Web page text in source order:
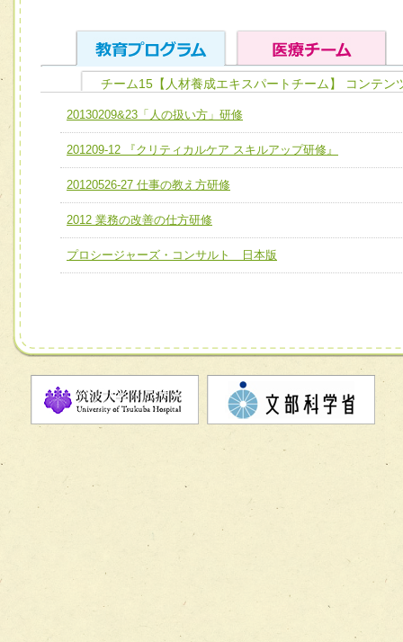
ユニット１ 医療人としての基礎能力
全人的医療を実践する医療人として、必要な基礎能力を身
ける
ユニット２ チーム医療構成力
必要に応じて柔軟に医療チームを組織し、強調できる
ユニット３ 多職種連携力
他職種の視点とスキルを学び、相互理解と連携を深める
チーム01【病院内横断的問題解決チーム】
チーム02【地域医療連携推進による高度医療を必要とする
宅患者等支援チーム】
チーム03【癌患者服薬サポートチーム】
チーム04【口腔ケアチーム】
チーム07【病院職員に対する院内感染対策教育チーム】
チーム08【地域関係機関と連携した小児リハビリテーショ
チーム】
チーム10【包括的リハビリテーションコンサルテーション
チーム11【摂食・嚥下サポートチーム】
チーム12【こどもの食育支援チーム】
チーム13【非がんに対する緩和ケアチーム】
チーム15【人材養成エキスパートチーム】 コンテン
20130209&23「人の扱い方」研修
201209-12 『クリティカルケア スキルアップ研修』
20120526-27 仕事の教え方研修
2012 業務の改善の仕方研修
プロシージャーズ・コンサルト 日本版